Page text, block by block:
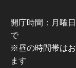
開庁時間：月曜
で
※昼の時間帯は
ます